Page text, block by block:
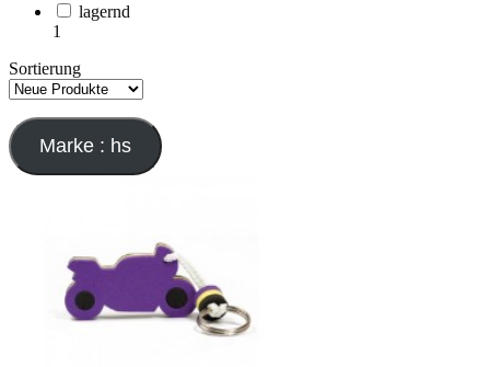
lagernd
1
Sortierung
Marke : hs